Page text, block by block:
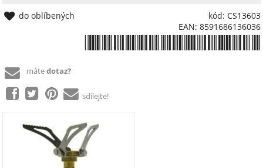
kód: CS13603
EAN: 8591686136036
do oblíbených
mátedotaz?
sdílejte!